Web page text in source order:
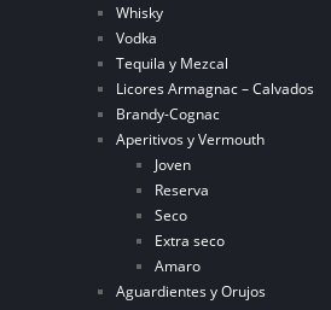
Whisky
Vodka
Tequila y Mezcal
Licores Armagnac – Calvados
Brandy-Cognac
Aperitivos y Vermouth
Joven
Reserva
Seco
Extra seco
Amaro
Aguardientes y Orujos